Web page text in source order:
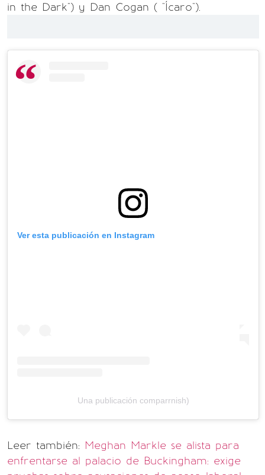
in the Dark") y Dan Cogan ( "Ícaro").
Ver esta publicación en Instagram
Una publicación comparrnish)
Leer también: Meghan Markle se alista para
enfrentarse al palacio de Buckingham: exige